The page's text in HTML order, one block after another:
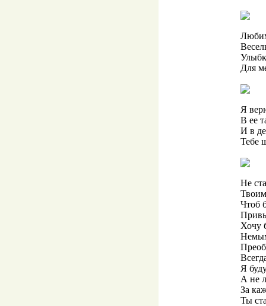
Для
Я
В ее
И в
Тебе
Не
Чтоб
Хочу
Я
А не
За
Ты